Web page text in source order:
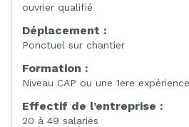
ouvrier qualifié
Déplacement :
Ponctuel sur chantier
Formation :
Niveau CAP ou une 1ere
Effectif de l’entreprise :
20 à 49 salariés